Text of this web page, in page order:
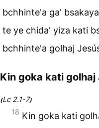
bchhinte'a ga'
te ye chida' yiza kati
bchhinte'a golhaj
Kin goka kati golhaj
(Lc 2.1-7)
18 Kin goka kati